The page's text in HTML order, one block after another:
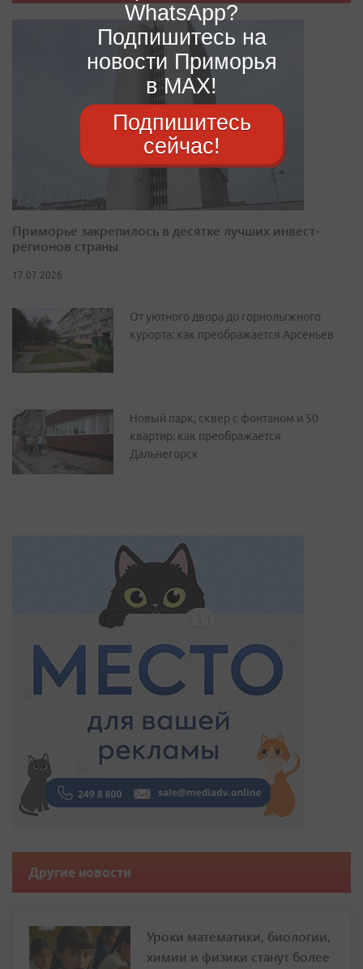
Приморье закрепилось в десятке лучших инвест-
регионов страны
17.07.2026
От уютного двора до горнолыжного
курорта: как преображается Арсеньев
Новый парк, сквер с фонтаном и 50
квартир: как преображается
Дальнегорск
Другие новости
Уроки математики, биологии,
химии и физики станут более
WhatsApp?
Подпишитесь на
новости Приморья
в MAX!
Подпишитесь
сейчас!